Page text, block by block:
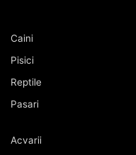
Caini
Pisici
Reptile
Pasari
Acvarii